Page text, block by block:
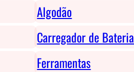
Algodão
Carregador de Bateria
Ferramentas